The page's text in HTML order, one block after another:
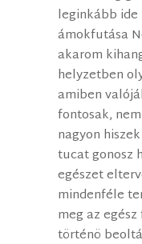
leginkább ide
ámokfutása
akarom
helyzetben
amiben
fontosak,
nagyon
tucat gonosz
egészet
mindenféle
meg az
történö